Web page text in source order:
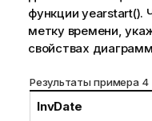
функции yearstart().
метку времени,
свойствах
Результаты примера 4
InvDate